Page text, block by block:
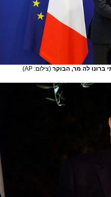
ברונו לה מר, הבוקר (צילום: AP)